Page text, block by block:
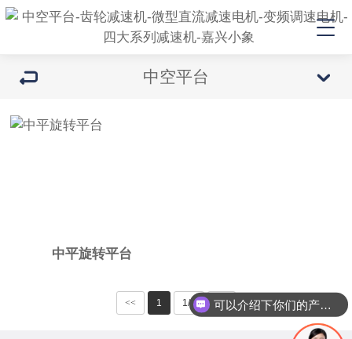
中空平台
中平旋转平台
<< 1 1/1 >> 可以介绍下你们的产品么